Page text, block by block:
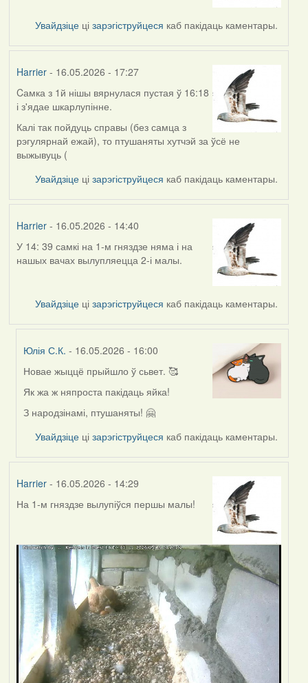
Увайдзіце цізарэгіструйцеся каб пакідаць каментары.
Harrier- 16.05.2026 - 17:27
Cамка з 1й нішы вярнулася пустая ў 16:18
і з'ядае шкарлупінне.
Калі так пойдуць справы (без самца з
рэгулярнай ежай), то птушаняты хутчэй за ўсё не
выжывуць (
Увайдзіце цізарэгіструйцеся каб пакідаць каментары.
Harrier- 16.05.2026 - 14:40
У 14: 39 самкі на 1-м гняздзе няма і на
нашых вачах вылупляецца 2-і малы.
Увайдзіце цізарэгіструйцеся каб пакідаць каментары.
Юлія С.К. - 16.05.2026 - 16:00
In
reply
by
Harrier
Новае жыццё прыйшло ў сьвет. 🥰
Як жа ж няпроста пакідаць яйка!
З народзінамі, птушаняты! 🤗
Увайдзіце цізарэгіструйцеся каб пакідаць каментары.
Harrier- 16.05.2026 - 14:29
На 1-м гняздзе вылупіўся першы малы!